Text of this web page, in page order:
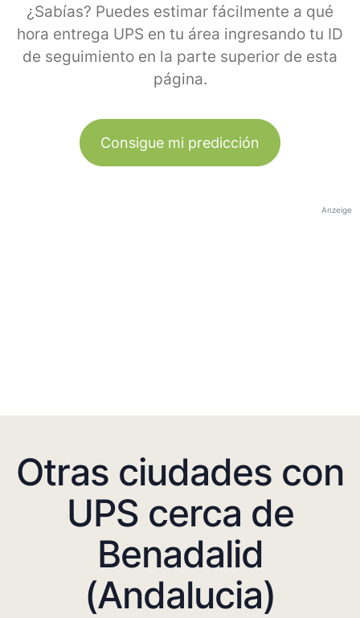
¿Sabías? Puedes estimar fácilmente a qué
hora entrega UPS en tu área ingresando tu ID
de seguimiento en la parte superior de esta
página.
Consigue mi predicción
Anzeige
Otras ciudades con
UPS cerca de
Benadalid
(Andalucia)